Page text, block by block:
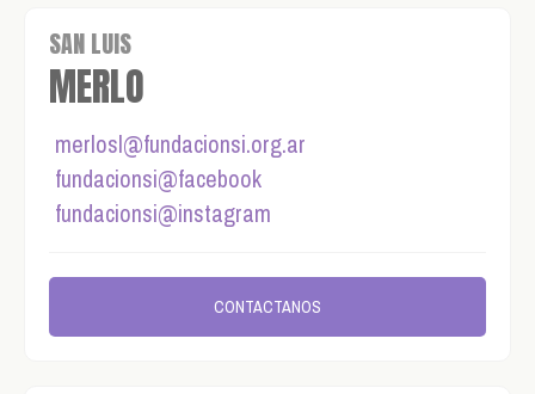
SAN LUIS
MERLO
merlosl@fundacionsi.org.ar
fundacionsi@facebook
fundacionsi@instagram
CONTACTANOS